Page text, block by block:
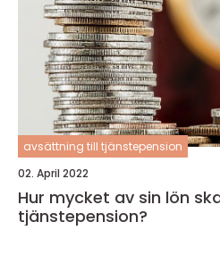
avsättning till tjänstepension
02. April 2022
Hur mycket av sin lön
tjänstepension?